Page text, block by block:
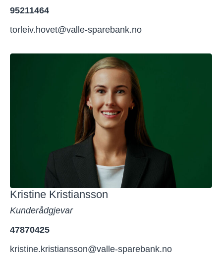
95211464
torleiv.hovet@valle-sparebank.no
Kristine Kristiansson
Kunderådgjevar
47870425
kristine.kristiansson@valle-sparebank.no